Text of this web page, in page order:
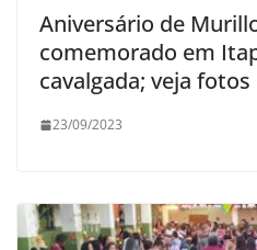
Aniversário de
comemorado em
cavalgada; veja fotos
23/09/2023